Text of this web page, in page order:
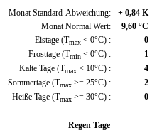
Monat Standard-Abweichung:
+ 0,84 K
Monat Normal Wert:
9,60 °C
Eistage (Tmax < 0°C) :
0
Frosttage (Tmin < 0°C) :
1
Kalte Tage (Tmax < 10°C) :
4
Sommertage (Tmax >= 25°C) :
2
Heiße Tage (Tmax >= 30°C) : 0
Regen Tage